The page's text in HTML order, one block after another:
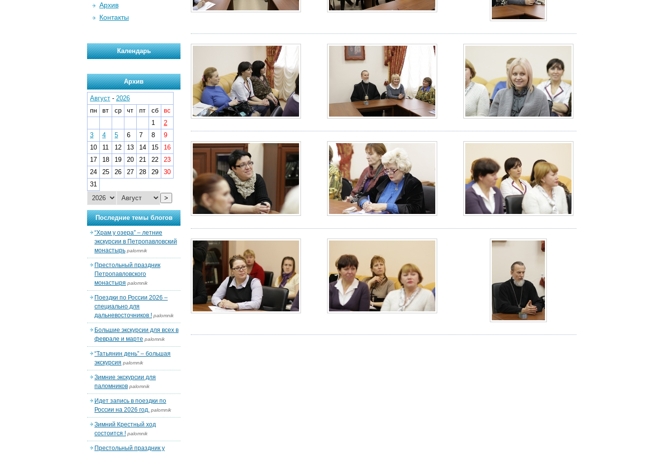
Архив
Контакты
Календарь
Архив
Август - 2026
пн
вт ср чт пт сб
вс
1
2
3
4 5 6 7 8
9
10
11 12 13 14 15
16
17
18 19 20 21 22
23
24
25 26 27 28 29
30
31
>
Последние темы блогов
“Храм у озера” – летние
экскурсии в Петропавловский
монастырь palomnik
Престольный праздник
Петропавловского
монастыря palomnik
Поездки по России 2026 –
специально для
дальневосточников ! palomnik
Большие экскурсии для всех в
феврале и марте palomnik
“Татьянин день” – большая
экскурсия palomnik
Зимние экскурсии для
паломников palomnik
Идет запись в поездки по
России на 2026 год. palomnik
Зимний Крестный ход
состоится ! palomnik
Престольный праздник у